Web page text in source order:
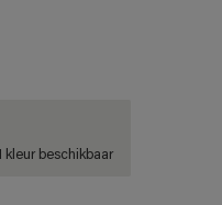
kleur beschikbaar